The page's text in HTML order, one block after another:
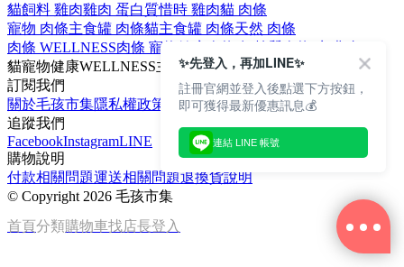
貓飼料 雞肉雞肉 蛋白質惜時 雞肉貓 肉條
寵物 肉條主食罐 肉條貓主食罐 肉條天然 肉條
肉條 WELLNESS肉條 寵物健康
貓寵物健康WELLNESS主食罐寵物
訂閱我們
關於毛孩市集隱私權政策
文章
追蹤我們
FacebookInstagramLINE
購物說明
付款相關問題運送相關問題退換貨說明
© Copyright 2026 毛孩市集
首頁分類購物車找店長登入
✨先登入，再加LINE✨
註冊官網並登入後點選下方按鈕，
即可獲得最新優惠訊息💰
連結 LINE 帳號